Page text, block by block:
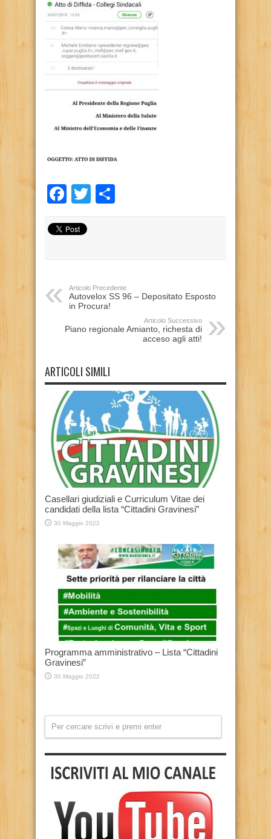
Facebook
Twitter
Articolo Precedente
Autovelox SS 96 – Depositato Esposto
in Procura!
Articolo Successivo
Piano regionale Amianto, richesta di
acceso agli atti!
ARTICOLI SIMILI
Casellari giudiziali e Curriculum Vitae dei
candidati della lista “Cittadini Gravinesi”
30 Maggio 2022
Programma amministrativo – Lista “Cittadini
Gravinesi”
30 Maggio 2022